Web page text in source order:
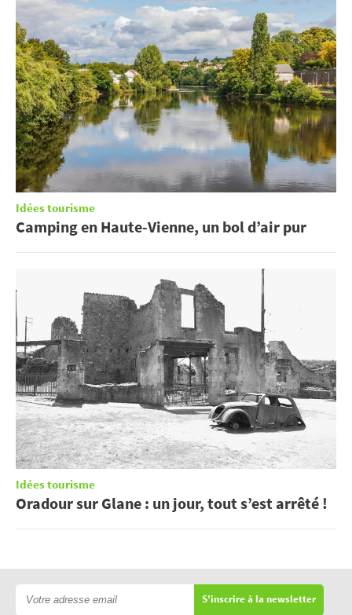
Idées tourisme
Camping en Haute-Vienne, un bol d’air pur
Idées tourisme
Oradour sur Glane : un jour, tout s’est arrêté !
S'inscrire à la newsletter